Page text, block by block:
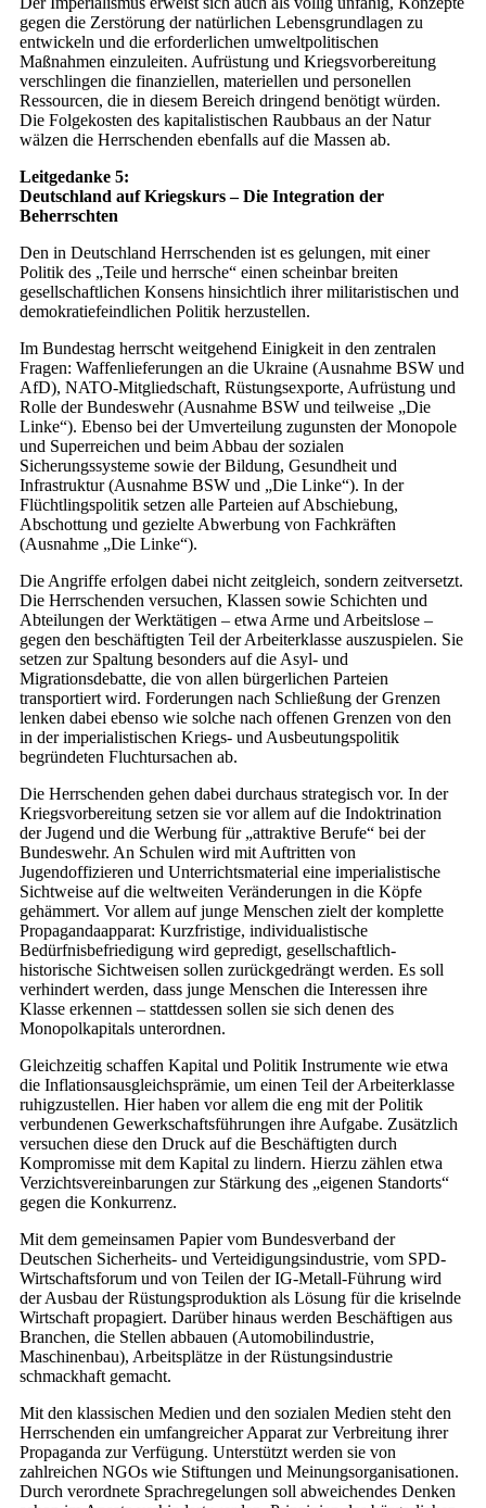
gegen die Zerstörung der natürlichen Lebensgrundlagen zu
entwickeln und die erforderlichen umweltpolitischen
Maßnahmen einzuleiten. Aufrüstung und Kriegsvorbereitung
verschlingen die finanziellen, materiellen und personellen
Ressourcen, die in diesem Bereich dringend benötigt würden.
Die Folgekosten des kapitalistischen Raubbaus an der Natur
wälzen die Herrschenden ebenfalls auf die Massen ab.
Leitgedanke 5:
Deutschland auf Kriegskurs – Die Integration der
Beherrschten
Den in Deutschland Herrschenden ist es gelungen, mit einer
Politik des „Teile und herrsche“ einen scheinbar breiten
gesellschaftlichen Konsens hinsichtlich ihrer militaristischen und
demokratiefeindlichen Politik herzustellen.
Im Bundestag herrscht weitgehend Einigkeit in den zentralen
Fragen: Waffenlieferungen an die Ukraine (Ausnahme BSW und
AfD), NATO-Mitgliedschaft, Rüstungsexporte, Aufrüstung und
Rolle der Bundeswehr (Ausnahme BSW und teilweise „Die
Linke“). Ebenso bei der Umverteilung zugunsten der Monopole
und Superreichen und beim Abbau der sozialen
Sicherungssysteme sowie der Bildung, Gesundheit und
Infrastruktur (Ausnahme BSW und „Die Linke“). In der
Flüchtlingspolitik setzen alle Parteien auf Abschiebung,
Abschottung und gezielte Abwerbung von Fachkräften
(Ausnahme „Die Linke“).
Die Angriffe erfolgen dabei nicht zeitgleich, sondern zeitversetzt.
Die Herrschenden versuchen, Klassen sowie Schichten und
Abteilungen der Werktätigen – etwa Arme und Arbeitslose –
gegen den beschäftigten Teil der Arbeiterklasse auszuspielen. Sie
setzen zur Spaltung besonders auf die Asyl- und
Migrationsdebatte, die von allen bürgerlichen Parteien
transportiert wird. Forderungen nach Schließung der Grenzen
lenken dabei ebenso wie solche nach offenen Grenzen von den
in der imperialistischen Kriegs- und Ausbeutungspolitik
begründeten Fluchtursachen ab.
Die Herrschenden gehen dabei durchaus strategisch vor. In der
Kriegsvorbereitung setzen sie vor allem auf die Indoktrination
der Jugend und die Werbung für „attraktive Berufe“ bei der
Bundeswehr. An Schulen wird mit Auftritten von
Jugendoffizieren und Unterrichtsmaterial eine imperialistische
Sichtweise auf die weltweiten Veränderungen in die Köpfe
gehämmert. Vor allem auf junge Menschen zielt der komplette
Propagandaapparat: Kurzfristige, individualistische
Bedürfnisbefriedigung wird gepredigt, gesellschaftlich-
historische Sichtweisen sollen zurückgedrängt werden. Es soll
verhindert werden, dass junge Menschen die Interessen ihre
Klasse erkennen – stattdessen sollen sie sich denen des
Monopolkapitals unterordnen.
Gleichzeitig schaffen Kapital und Politik Instrumente wie etwa
die Inflationsausgleichsprämie, um einen Teil der Arbeiterklasse
ruhigzustellen. Hier haben vor allem die eng mit der Politik
verbundenen Gewerkschaftsführungen ihre Aufgabe. Zusätzlich
versuchen diese den Druck auf die Beschäftigten durch
Kompromisse mit dem Kapital zu lindern. Hierzu zählen etwa
Verzichtsvereinbarungen zur Stärkung des „eigenen Standorts“
gegen die Konkurrenz.
Mit dem gemeinsamen Papier vom Bundesverband der
Deutschen Sicherheits- und Verteidigungsindustrie, vom SPD-
Wirtschaftsforum und von Teilen der IG-Metall-Führung wird
der Ausbau der Rüstungsproduktion als Lösung für die kriselnde
Wirtschaft propagiert. Darüber hinaus werden Beschäftigen aus
Branchen, die Stellen abbauen (Automobilindustrie,
Maschinenbau), Arbeitsplätze in der Rüstungsindustrie
schmackhaft gemacht.
Mit den klassischen Medien und den sozialen Medien steht den
Herrschenden ein umfangreicher Apparat zur Verbreitung ihrer
Propaganda zur Verfügung. Unterstützt werden sie von
zahlreichen NGOs wie Stiftungen und Meinungsorganisationen.
Durch verordnete Sprachregelungen soll abweichendes Denken